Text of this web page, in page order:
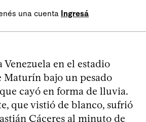
una cuenta Ingresá
en el estadio
bajo un pesado
cayó en forma de lluvia.
que vistió de blanco, sufrió
Cáceres al minuto de